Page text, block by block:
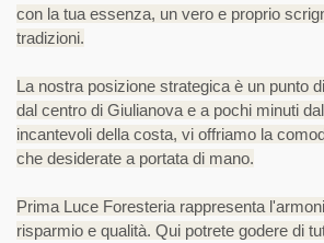
con la tua essenza, un vero e proprio
tradizioni.
La nostra posizione strategica è un punto
dal centro di Giulianova e a pochi minuti
incantevoli della costa, vi offriamo la
che desiderate a portata di mano.
Prima Luce Foresteria rappresenta
risparmio e qualità. Qui potrete godere di